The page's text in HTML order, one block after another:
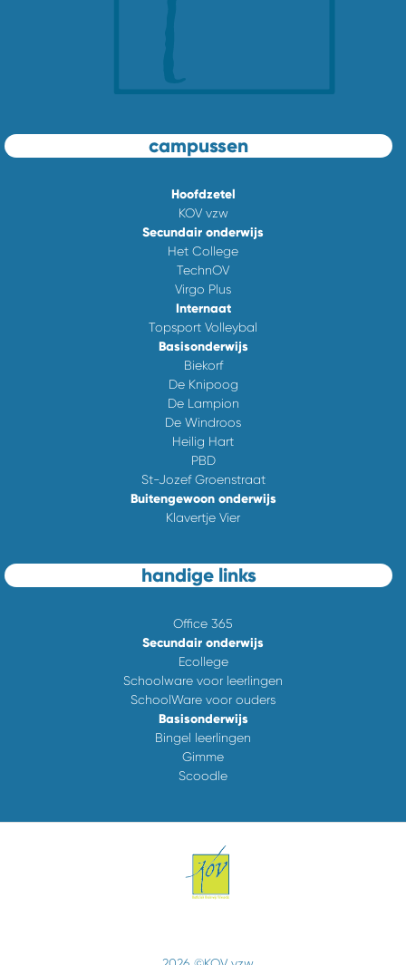
campussen
Hoofdzetel
KOV vzw
Secundair onderwijs
Het College
TechnOV
Virgo Plus
Internaat
Topsport Volleybal
Basisonderwijs
Biekorf
De Knipoog
De Lampion
De Windroos
Heilig Hart
PBD
St-Jozef Groenstraat
Buitengewoon onderwijs
Klavertje Vier
handige links
Office 365
Secundair onderwijs
Ecollege
Schoolware voor leerlingen
SchoolWare voor ouders
Basisonderwijs
Bingel leerlingen
Gimme
Scoodle